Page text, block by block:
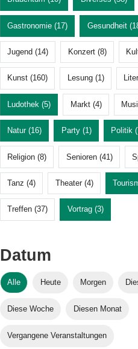
Gastronomie (17) Gesundheit
Jugend (14) Konzert (8)
Kunst (160) Lesung (1)
Ludothek (5) Markt (4)
Natur (16) Party (1) Politik
Religion (8) Senioren (41)
Tanz (4) Theater (4)
Treffen (37) Vortrag (3)
Datum
Alle Heute Morgen
Diese Woche Diesen Monat
Vergangene Veranstaltungen